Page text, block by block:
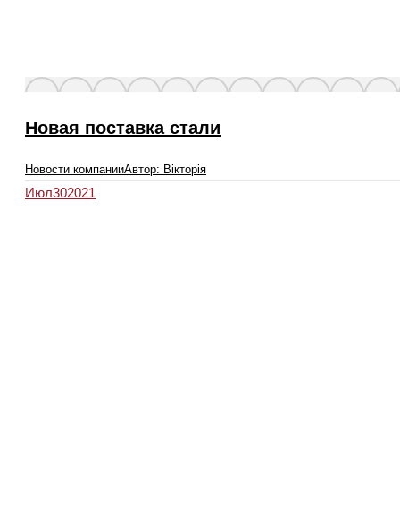
Новая поставка стали
Новости компанииАвтор: Вікторія
Июл302021